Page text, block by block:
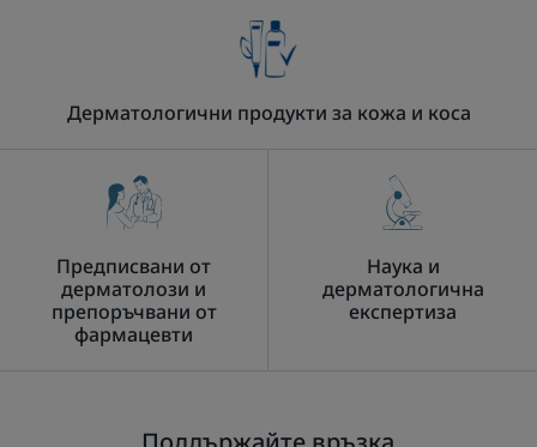
Дерматологични продукти за кожа и коса
Предписвани от
дерматолози и
препоръчвани от
фармацевти
Наука и
дерматологична
експертиза